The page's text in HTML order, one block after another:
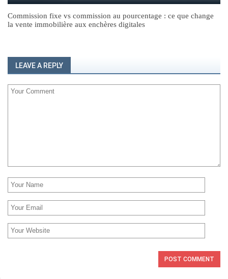
Commission fixe vs commission au pourcentage : ce que change
la vente immobilière aux enchères digitales
LEAVE A REPLY